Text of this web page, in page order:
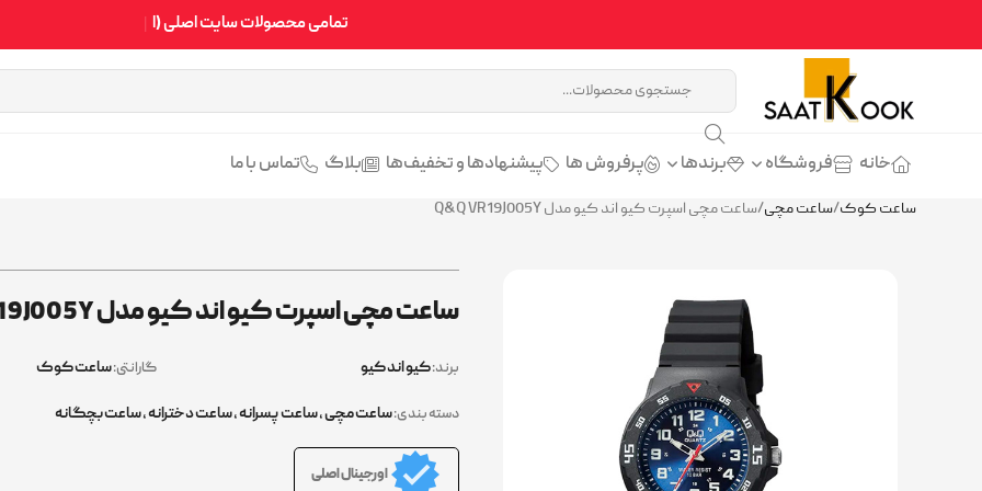
تمامی محصولات سایت اصلی (اورجینال) میباشد با
خانه فروشگاه برندها پرفروش ها پیشنهادها و تخفیف‌ها بلاگ تماس با ما
ساعت کوک/ساعت مچی/ساعت مچی اسپرت کیو اند کیو مدل Q&Q VR19J005Y
ساعت مچی اسپرت کیو اند کیو مدل Q&Q VR19J005Y
برند:کیو اند کیو گارانتی:ساعت کوک
دسته بندی:ساعت مچی,ساعت پسرانه,ساعت دخترانه,ساعت بچگانه
اورجینال اصلی